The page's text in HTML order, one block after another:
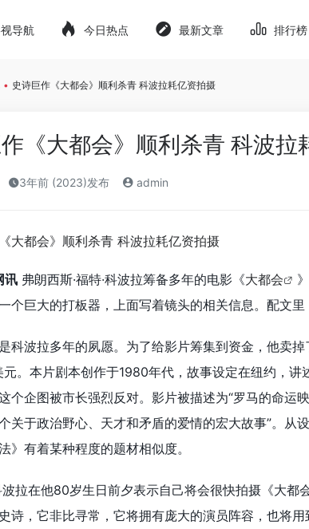
导航 今日热点 最新文章 排行榜
• 史诗巨作《大都会》顺利杀青 科波拉耗亿资拍摄
《大都会》顺利杀青 科波拉
3年前 (2023)发布 admin
讯 弗朗西斯·福特·科波拉筹备多年的电影《大都会
个巨大的打板器，上面写着镜头的相关信息。配文
科波拉多年的夙愿。为了给影片筹集到资金，他卖
元。本片剧本创作于1980年代，故事设定在纽约，
个企图被市长强烈反对。影片被描述为“罗马的命运
关于政治野心、天才和矛盾的爱情的宏大故事”。从
》有着某种程度的题材相似度。
拉在他80岁生日前夕表示自己将会很快拍摄《大都
诗，它非比寻常，它将拥有庞大的演员阵容，也将